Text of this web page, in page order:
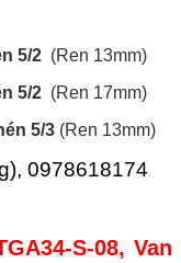
5/2 (Ren 13mm)
5/2 (Ren 17mm)
5/3 (Ren 13mm)
0978618174
S-08, Van